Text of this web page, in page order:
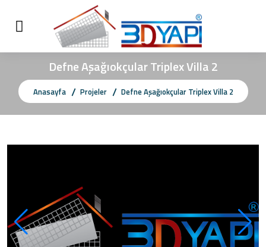
Defne Aşağıokçular Triplex Villa 2
Anasayfa Projeler Defne Aşağıokçular Triplex Villa 2